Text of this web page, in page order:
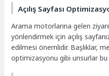
Açılış Sayfası
Arama motorlarına gelen
yönlendirmek için açılış
edilmesi önemlidir. Başlıklar,
optimizasyonu gibi unsurlar